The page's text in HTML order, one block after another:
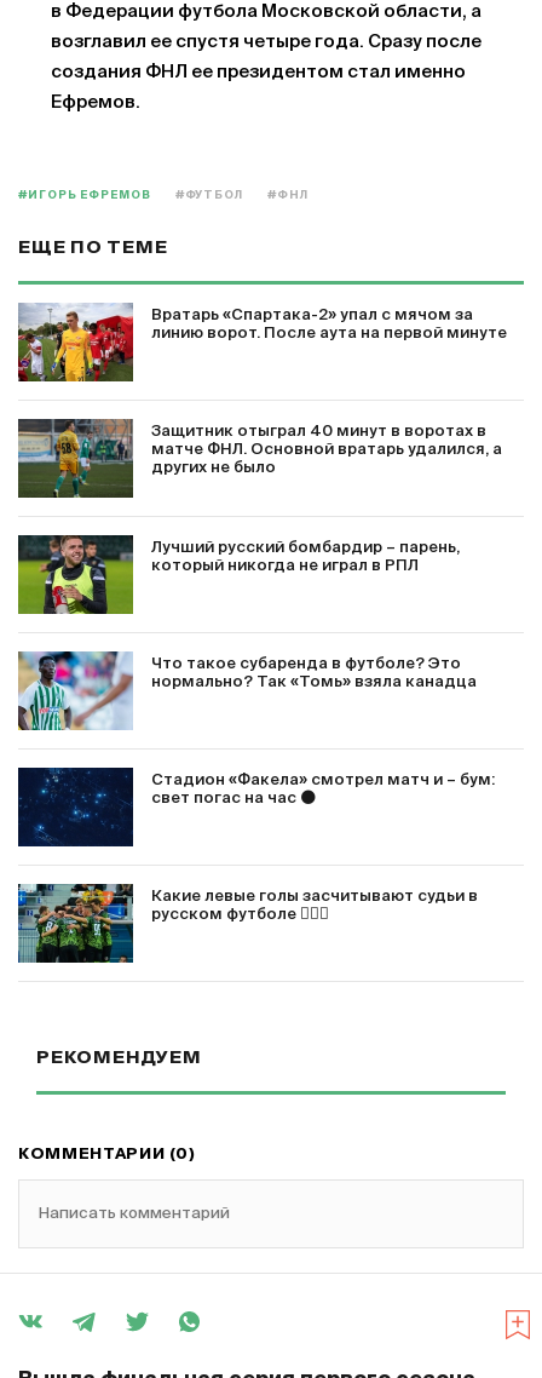
в Федерации футбола Московской области, а
возглавил ее спустя четыре года. Сразу после
создания ФНЛ ее президентом стал именно
Ефремов.
#ИГОРЬ ЕФРЕМОВ #ФУТБОЛ #ФНЛ
ЕЩЕ ПО ТЕМЕ
Вратарь «Спартака-2» упал с мячом за
линию ворот. После аута на первой минуте
Защитник отыграл 40 минут в воротах в
матче ФНЛ. Основной вратарь удалился, а
других не было
Лучший русский бомбардир – парень,
который никогда не играл в РПЛ
Что такое субаренда в футболе? Это
нормально? Так «Томь» взяла канадца
Стадион «Факела» смотрел матч и – бум:
свет погас на час 🌑
Какие левые голы засчитывают судьи в
русском футболе 🤦🏻‍♂️
РЕКОМЕНДУЕМ
КОММЕНТАРИИ (0)
Написать комментарий